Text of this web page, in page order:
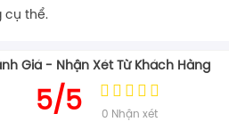
cụ thể.
Giá - Nhận Xét Từ Khách Hàng
5/5 0 Nhận xét